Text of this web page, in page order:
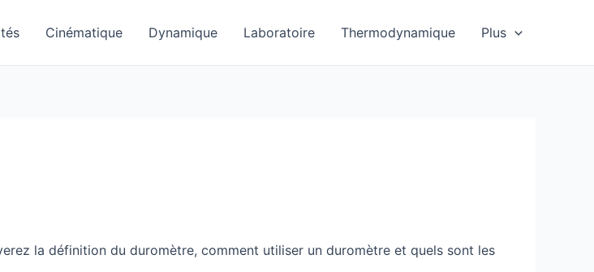
Cinématique Dynamique Laboratoire Thermodynamique Plus
la définition du duromètre, comment utiliser un duromètre et quels sont les